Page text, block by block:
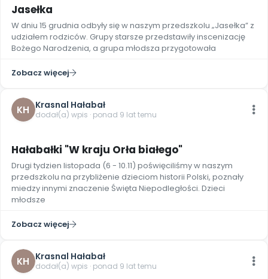
Archiwalne numery
Pomoc
Jasełka
W dniu 15 grudnia odbyły się w naszym przedszkolu „Jasełka” z
udziałem rodziców. Grupy starsze przedstawiły inscenizację
Bożego Narodzenia, a grupa młodsza przygotowała
Zobacz więcej
KH Krasnal Hałabał
dodał(a) wpis · ponad 9 lat temu
Hałabałki "W kraju Orła białego"
Drugi tydzien listopada (6 - 10.11) poświęciliśmy w naszym
przedszkolu na przybliżenie dzieciom historii Polski, poznały
miedzy innymi znaczenie Święta Niepodległości. Dzieci
młodsze
Zobacz więcej
KH Krasnal Hałabał
dodał(a) wpis · ponad 9 lat temu